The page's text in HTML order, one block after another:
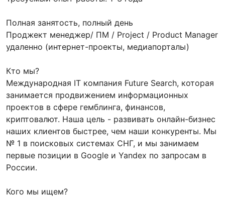
Полная занятость, полный день
Проджект менеджер/ ПМ / Project / Product Manager
удаленно (интернет-проекты, медиапорталы)
Кто мы?
Международная IT компания Future Search, которая
занимается продвижением информационных
проектов в сфере гемблинга, финансов,
криптовалют. Наша цель - развивать онлайн-бизнес
наших клиентов быстрее, чем наши конкуренты. Мы
№ 1 в поисковых системах СНГ, и мы занимаем
первые позиции в Google и Yandex по запросам в
России.
Кого мы ищем?